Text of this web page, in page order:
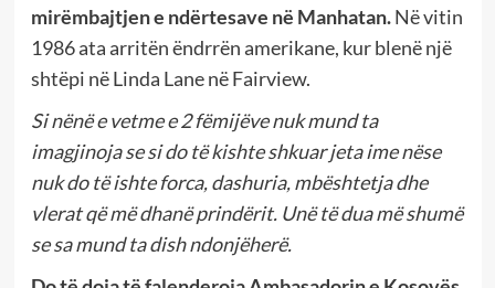
mirëmbajtjen e ndërtesave në Manhatan.Në vitin
1986 ata arritën ëndrrën amerikane, kur blenë një
shtëpi në Linda Lane në Fairview.
Si nënë e vetme e 2 fëmijëve nuk mund ta
imagjinoja se si do të kishte shkuar jeta ime nëse
nuk do të ishte forca, dashuria, mbështetja dhe
vlerat që më dhanë prindërit. Unë të dua më shumë
se sa mund ta dish ndonjëherë.